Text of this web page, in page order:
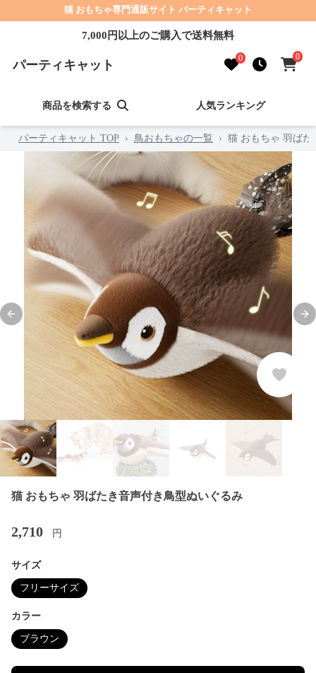
猫 おもちゃ専門通販サイト パーティキャット
7,000円以上のご購入で送料無料
パーティキャット 0 0
商品を検索する 人気ランキング
パーティキャット TOP › 鳥おもちゃの一覧 › 猫 おもちゃ 羽ばた
Previous slide
猫 おもちゃ 羽ばたき音声付き鳥型ぬいぐるみ
2,710 円
サイズ
フリーサイズ
カラー
ブラウン